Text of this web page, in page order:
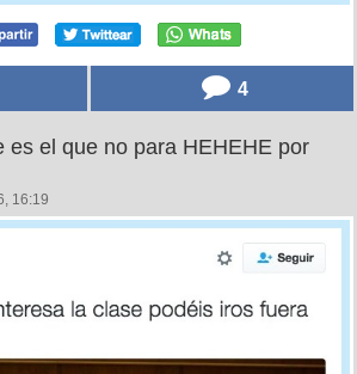
4
es el que no para HEHEHE por
16:19